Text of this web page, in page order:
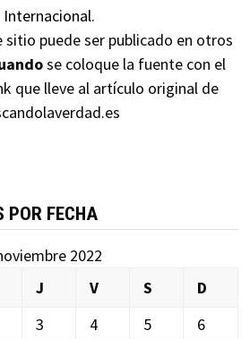
Internacional.
sitio puede ser publicado en otros
se coloque la fuente con el
que lleve al artículo original de
POR FECHA
2022
J V S
D
3 4 5
6